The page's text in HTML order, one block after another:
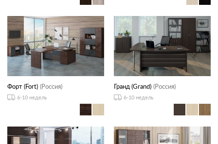
Форт (Fort) (Россия)
6-10 недель
Гранд (Grand) (Россия)
6-10 недель